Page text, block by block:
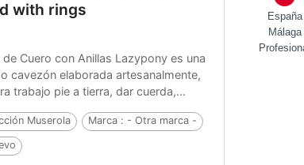
with rings
de Cuero con Anillas Lazypony es una
cavezón elaborada artesanalmente,
trabajo pie a tierra, dar cuerda,...
Muserola Marca : - Otra marca -
España
Málaga